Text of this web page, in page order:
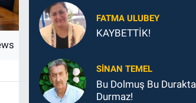
FATMA ULUBEY
KAYBETTİK!
SINAN TEMEL
Bu Dolmuş Bu Durakta
Durmaz!